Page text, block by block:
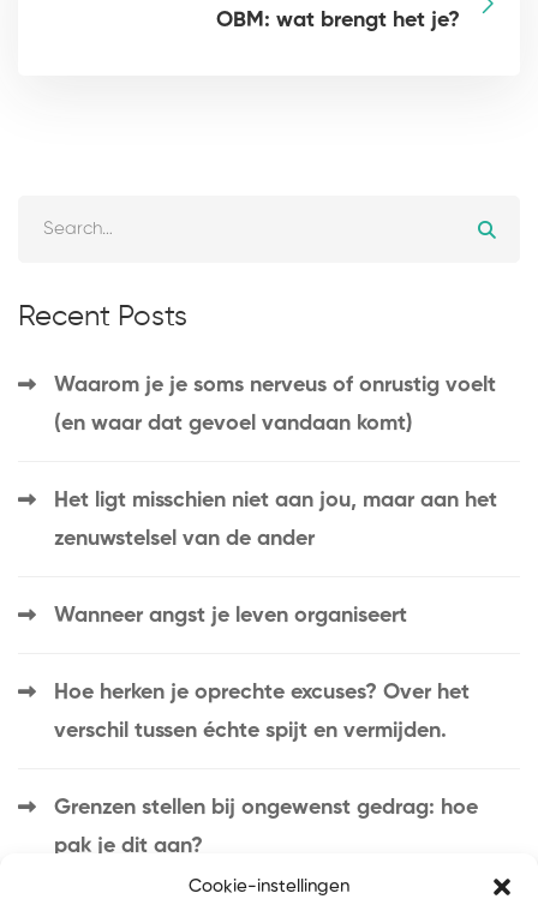
Cookie-instellingen
OBM: wat brengt het je?
Recent Posts
Waarom je je soms nerveus of onrustig voelt
(en waar dat gevoel vandaan komt)
Het ligt misschien niet aan jou, maar aan het
zenuwstelsel van de ander
Wanneer angst je leven organiseert
Hoe herken je oprechte excuses? Over het
verschil tussen échte spijt en vermijden.
Grenzen stellen bij ongewenst gedrag: hoe
pak je dit aan?